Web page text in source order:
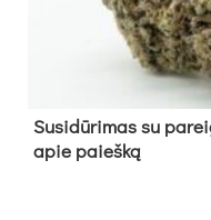
Su­si­dū­ri­mas su
apie paieš­ką